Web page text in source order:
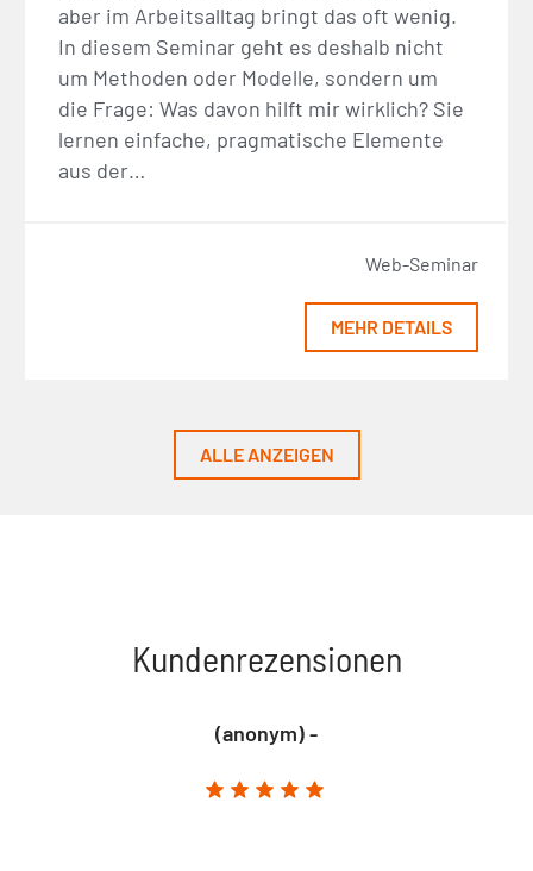
aber im Arbeitsalltag bringt das oft wenig.
In diesem Seminar geht es deshalb nicht
um Methoden oder Modelle, sondern um
die Frage: Was davon hilft mir wirklich? Sie
lernen einfache, pragmatische Elemente
aus der…
Web-Seminar
MEHR DETAILS
ALLE ANZEIGEN
Kundenrezensionen
(anonym) -